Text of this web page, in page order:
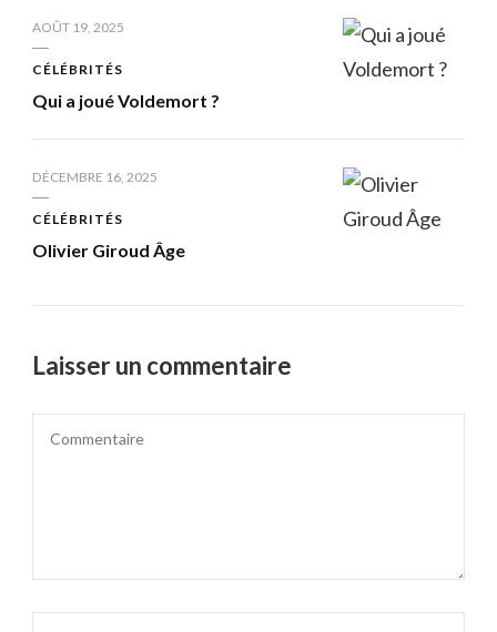
AOÛT 19, 2025
CÉLÉBRITÉS
Qui a joué Voldemort ?
DÉCEMBRE 16, 2025
CÉLÉBRITÉS
Olivier Giroud Âge
Laisser un commentaire